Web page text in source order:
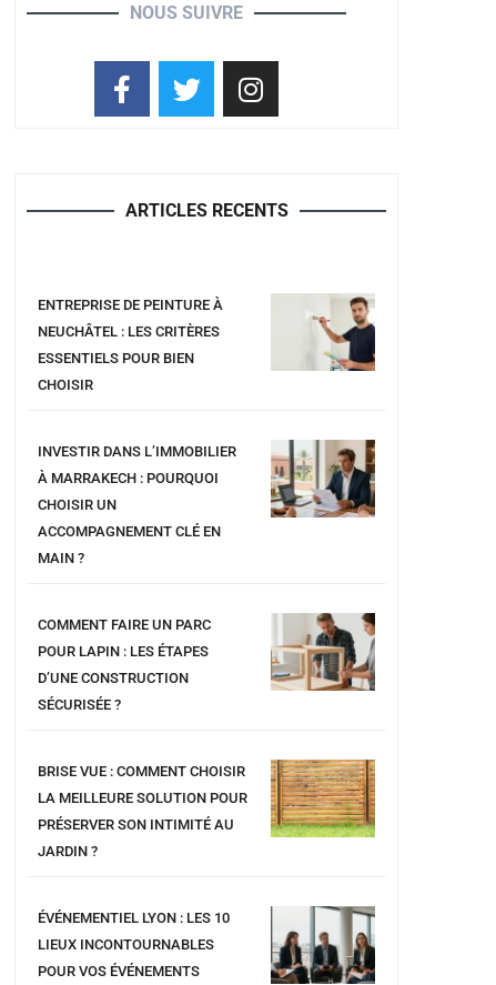
NOUS SUIVRE
ARTICLES RECENTS
ENTREPRISE DE PEINTURE À
NEUCHÂTEL : LES CRITÈRES
ESSENTIELS POUR BIEN
CHOISIR
INVESTIR DANS L’IMMOBILIER
À MARRAKECH : POURQUOI
CHOISIR UN
ACCOMPAGNEMENT CLÉ EN
MAIN ?
COMMENT FAIRE UN PARC
POUR LAPIN : LES ÉTAPES
D’UNE CONSTRUCTION
SÉCURISÉE ?
BRISE VUE : COMMENT CHOISIR
LA MEILLEURE SOLUTION POUR
PRÉSERVER SON INTIMITÉ AU
JARDIN ?
ÉVÉNEMENTIEL LYON : LES 10
LIEUX INCONTOURNABLES
POUR VOS ÉVÉNEMENTS